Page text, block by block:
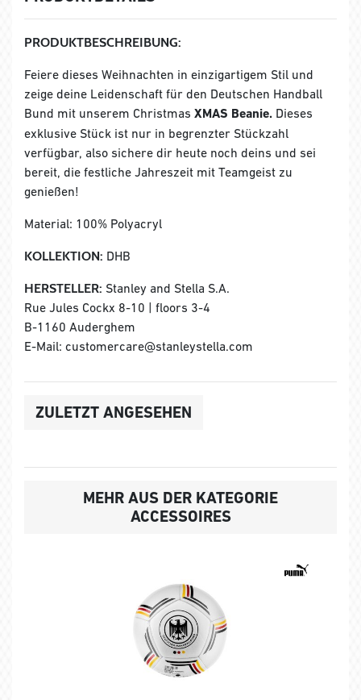
PRODUKTBESCHREIBUNG:
Feiere dieses Weihnachten in einzigartigem Stil und
zeige deine Leidenschaft für den Deutschen Handball
Bund mit unserem Christmas XMAS Beanie. Dieses
exklusive Stück ist nur in begrenzter Stückzahl
verfügbar, also sichere dir heute noch deins und sei
bereit, die festliche Jahreszeit mit Teamgeist zu
genießen!
Material: 100% Polyacryl
KOLLEKTION: DHB
HERSTELLER: Stanley and Stella S.A.
Rue Jules Cockx 8-10 | floors 3-4
B-1160 Auderghem
E-Mail: customercare@stanleystella.com
ZULETZT ANGESEHEN
MEHR AUS DER KATEGORIE
ACCESSOIRES